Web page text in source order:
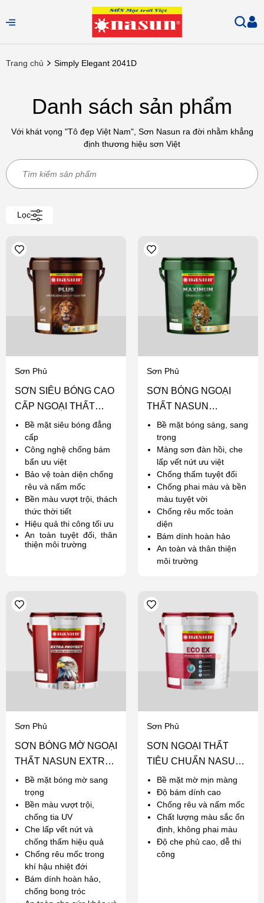
Trang chủ Simply Elegant 2041D
Danh sách sản phẩm
Với khát vọng "Tô đẹp Việt Nam", Sơn Nasun ra đời nhằm khẳng
định thương hiệu sơn Việt
Lọc
Sơn Phủ
SƠN SIÊU BÓNG CAO
CẤP NGOẠI THẤT
NASUN PLUS
Bề mặt siêu bóng đẳng
cấp
Công nghệ chống bám
bẩn ưu việt
Bảo vệ toàn diện chống
rêu và nấm mốc
Bền màu vượt trội, thách
thức thời tiết
Hiệu quả thi công tối ưu
An toàn tuyệt đối, thân
thiện môi trường
Sơn Phủ
SƠN BÓNG NGOẠI
THẤT NASUN
MAXIMUM
Bề mặt bóng sáng, sang
trọng
Màng sơn đàn hồi, che
lấp vết nứt ưu việt
Chống thấm tuyệt đối
Chống phai màu và bền
màu tuyệt vời
Chống rêu mốc toàn
diện
Bám dính hoàn hảo
An toàn và thân thiện
môi trường
Sơn Phủ
SƠN BÓNG MỜ NGOẠI
THẤT NASUN EXTRA
PROTECT
Bề mặt bóng mờ sang
trọng
Bền màu vượt trội,
chống tia UV
Che lấp vết nứt và
chống thấm hiệu quả
Chống rêu mốc trong
khí hậu nhiệt đới
Bám dính hoàn hảo,
chống bong tróc
Sơn Phủ
SƠN NGOẠI THẤT
TIÊU CHUẨN NASUN
ECO EX
Bề mặt mờ mịn màng
Độ bám dính cao
Chống rêu và nấm mốc
Chất lượng màu sắc ổn
định, không phai màu
Độ che phủ cao, dễ thi
công